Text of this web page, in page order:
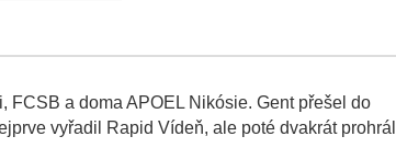
FCSB a doma APOEL Nikósie. Gent přešel do
vyřadil Rapid Vídeň, ale poté dvakrát